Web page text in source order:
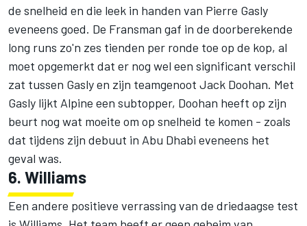
de snelheid en die leek in handen van Pierre Gasly
eveneens goed. De Fransman gaf in de doorberekende
long runs zo'n zes tienden per ronde toe op de kop, al
moet opgemerkt dat er nog wel een significant verschil
zat tussen Gasly en zijn teamgenoot Jack Doohan. Met
Gasly lijkt Alpine een subtopper, Doohan heeft op zijn
beurt nog wat moeite om op snelheid te komen - zoals
dat tijdens zijn debuut in Abu Dhabi eveneens het
geval was.
6. Williams
Een andere positieve verrassing van de driedaagse test